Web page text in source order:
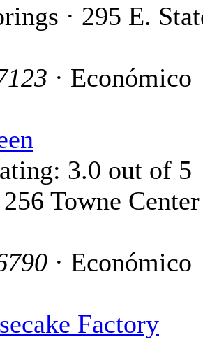
· 295 E.
· Económico
Towne Center
· Económico
Factory